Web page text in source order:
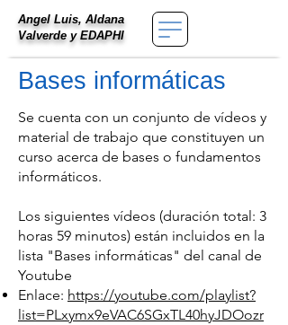
Angel Luis, Aldana
Valverde y EDAPHI
Bases informáticas
Se cuenta con un conjunto de vídeos y
material de trabajo que constituyen un
curso acerca de bases o fundamentos
informáticos.
Los siguientes vídeos (duración total: 3
horas 59 minutos) están incluidos en la
lista "Bases informáticas" del canal de
Youtube
Enlace: https://youtube.com/playlist?
list=PLxymx9eVAC6SGxTL40hyJDOozr